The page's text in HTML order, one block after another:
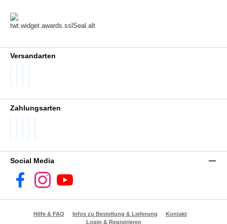
Versandarten
Zahlungsarten
Social Media
FacebookInstagramYouTube
Hilfe & FAQ Infos zu Bestellung & Lieferung
Kontakt
Login & Registrieren